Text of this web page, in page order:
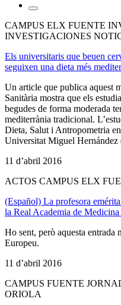
CAMPUS ELX FUENTE
INVESTIGACIONES
Els universitaris que beuen
seguixen una dieta més
Un article que publica aquest
Sanitària mostra que els
begudes de forma moderada
mediterrània tradicional.
Dieta, Salut i Antropometria
Universitat Miguel
11 d’abril 2016
ACTOS CAMPUS ELX
(Español) La profesora
la Real Academia de
Ho sent, però aquesta entrada
Europeu.
11 d’abril 2016
CAMPUS FUENTE
ORIOLA